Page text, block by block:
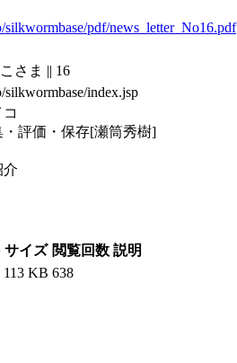
pdf/news_letter_No16.pdf
さま || 16
index.jsp
評価・保存[瀬筒秀樹]
介
サイズ 閲覧回数 説明
113 KB 638